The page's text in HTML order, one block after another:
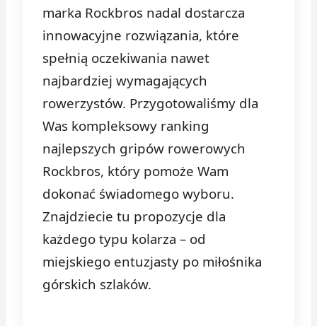
marka Rockbros nadal dostarcza
innowacyjne rozwiązania, które
spełnią oczekiwania nawet
najbardziej wymagających
rowerzystów. Przygotowaliśmy dla
Was kompleksowy ranking
najlepszych gripów rowerowych
Rockbros, który pomoże Wam
dokonać świadomego wyboru.
Znajdziecie tu propozycje dla
każdego typu kolarza – od
miejskiego entuzjasty po miłośnika
górskich szlaków.